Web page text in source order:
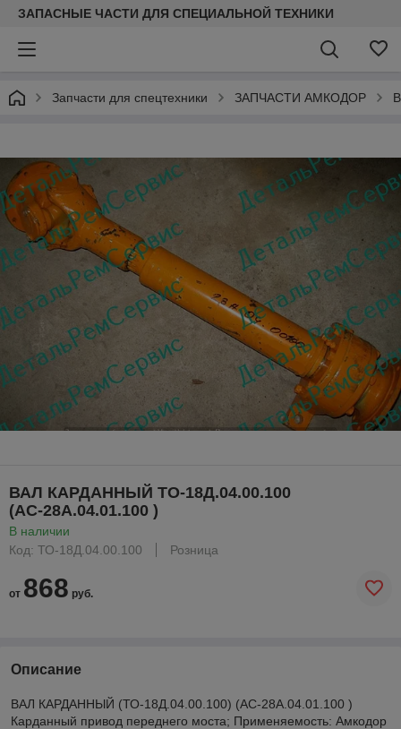
ЗАПАСНЫЕ ЧАСТИ ДЛЯ СПЕЦИАЛЬНОЙ ТЕХНИКИ
Запчасти для спецтехники ЗАПЧАСТИ АМКОДОР
ВАЛ КАРДАННЫЙ ТО-18Д.04.00.100
(АС-28А.04.01.100 )
В наличии
Код: ТО-18Д.04.00.100
Розница
от 868 руб.
Описание
ВАЛ КАРДАННЫЙ (ТО-18Д.04.00.100) (АС-28А.04.01.100 )
Карданный привод переднего моста; Применяемость: Амкодор